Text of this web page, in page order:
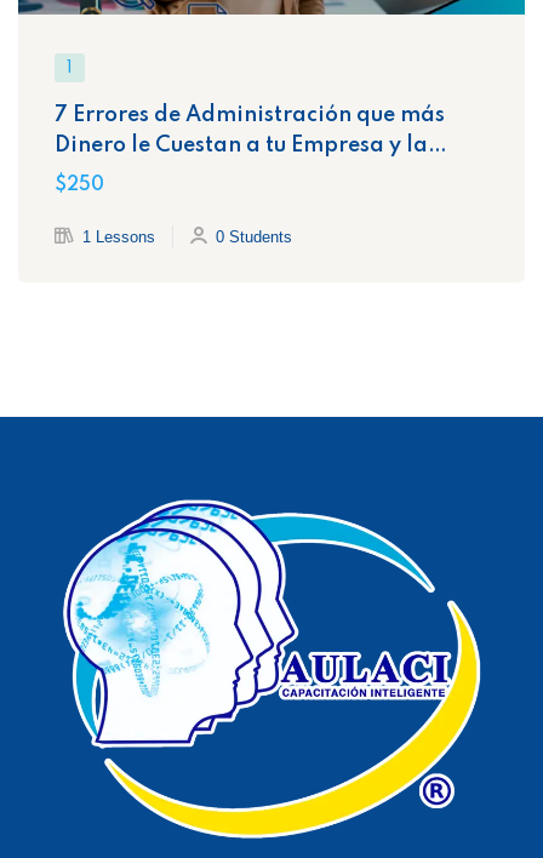
7 Errores de Administración que más
Dinero le Cuestan a tu Empresa y la
Exponen Ante el SAT
$250
1 Lessons 0 Students